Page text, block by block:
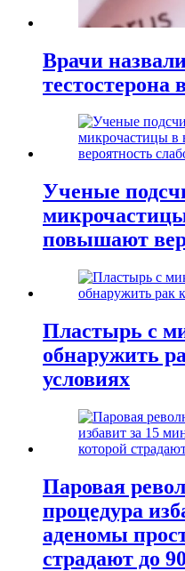
Врачи
тестостерона
Ученые
повышают
Пластырь с
обнаружить
условиях
Паровая
процедура
аденомы
страдают до